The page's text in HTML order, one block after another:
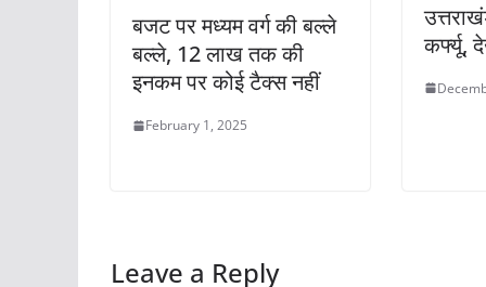
बजट पर मध्यम वर्ग की बल्ले
बल्ले, 12 लाख तक की
इनकम पर कोई टैक्स नहीं
February 1, 2025
कर्फ्यू,
Leave a Reply